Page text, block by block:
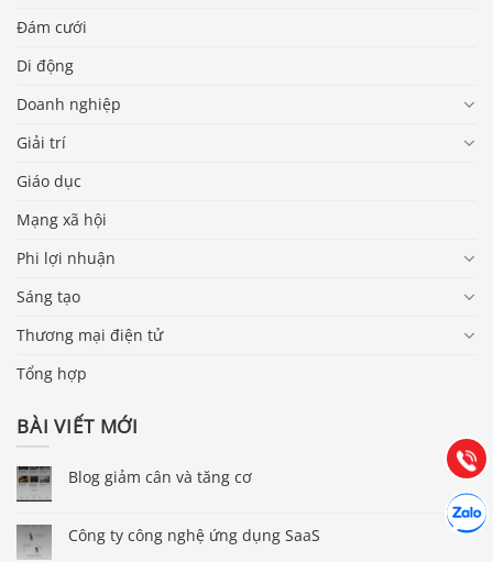
Đám cưới
Di động
Doanh nghiệp
Giải trí
Giáo dục
Mạng xã hội
Phi lợi nhuận
Sáng tạo
Thương mại điện tử
Tổng hợp
BÀI VIẾT MỚI
Blog giảm cân và tăng cơ
Công ty công nghệ ứng dụng SaaS
Gọi
(028) 22.166.144
Chát